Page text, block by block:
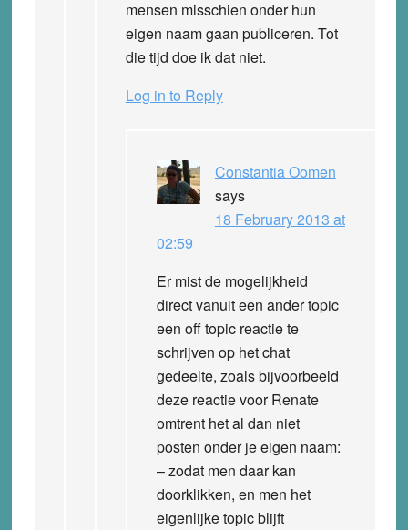
mensen misschien onder hun
eigen naam gaan publiceren. Tot
die tijd doe ik dat niet.
Log in to Reply
Constantia Oomen
says
18 February 2013 at
02:59
Er mist de mogelijkheid
direct vanuit een ander topic
een off topic reactie te
schrijven op het chat
gedeelte, zoals bijvoorbeeld
deze reactie voor Renate
omtrent het al dan niet
posten onder je eigen naam:
– zodat men daar kan
doorklikken, en men het
eigenlijke topic blijft